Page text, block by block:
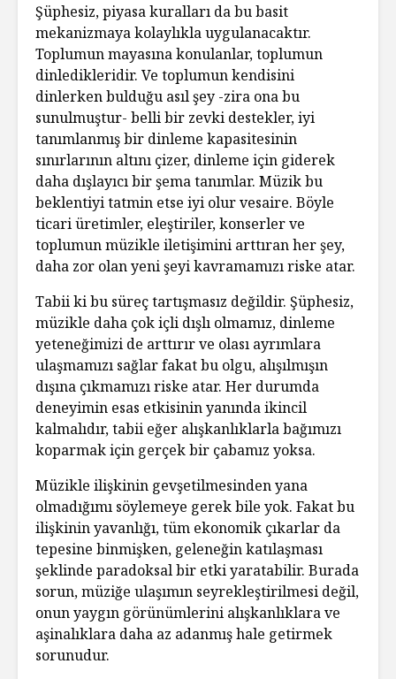
Şüphesiz, piyasa kuralları da bu basit
mekanizmaya kolaylıkla uygulanacaktır.
Toplumun mayasına konulanlar, toplumun
dinledikleridir. Ve toplumun kendisini
dinlerken bulduğu asıl şey -zira ona bu
sunulmuştur- belli bir zevki destekler, iyi
tanımlanmış bir dinleme kapasitesinin
sınırlarının altını çizer, dinleme için giderek
daha dışlayıcı bir şema tanımlar. Müzik bu
beklentiyi tatmin etse iyi olur vesaire. Böyle
ticari üretimler, eleştiriler, konserler ve
toplumun müzikle iletişimini arttıran her şey,
daha zor olan yeni şeyi kavramamızı riske atar.
Tabii ki bu süreç tartışmasız değildir. Şüphesiz,
müzikle daha çok içli dışlı olmamız, dinleme
yeteneğimizi de arttırır ve olası ayrımlara
ulaşmamızı sağlar fakat bu olgu, alışılmışın
dışına çıkmamızı riske atar. Her durumda
deneyimin esas etkisinin yanında ikincil
kalmalıdır, tabii eğer alışkanlıklarla bağımızı
koparmak için gerçek bir çabamız yoksa.
Müzikle ilişkinin gevşetilmesinden yana
olmadığımı söylemeye gerek bile yok. Fakat bu
ilişkinin yavanlığı, tüm ekonomik çıkarlar da
tepesine binmişken, geleneğin katılaşması
şeklinde paradoksal bir etki yaratabilir. Burada
sorun, müziğe ulaşımın seyrekleştirilmesi değil,
onun yaygın görünümlerini alışkanlıklara ve
aşinalıklara daha az adanmış hale getirmek
sorunudur.